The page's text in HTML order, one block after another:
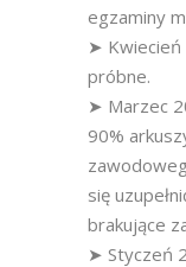
egzaminy
➤ Kwiecień
próbne.
➤ Marzec
90%
się
brakujące
➤ Styczeń